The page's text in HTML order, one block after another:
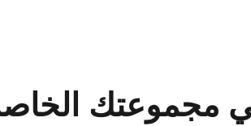
مجموعتك